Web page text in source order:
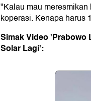
"Kalau mau
koperasi. Kenapa harus
Simak Video 'Prabowo
Solar Lagi':